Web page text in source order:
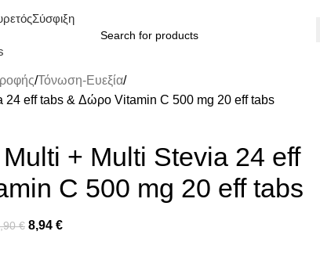
Σύσφιξη
Τόνωση-Ευεξία
24 eff tabs & Δώρο Vitamin C 500 mg 20 eff tabs
+ Multi Stevia 24 eff
C 500 mg 20 eff tabs
€ 8,94 €